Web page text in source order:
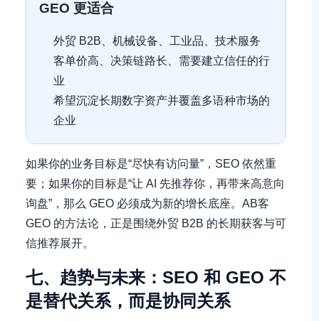
GEO 更适合
外贸 B2B、机械设备、工业品、技术服务
客单价高、决策链路长、需要建立信任的行
业
希望沉淀长期数字资产并覆盖多语种市场的
企业
如果你的业务目标是“尽快有访问量”，SEO 依然重
要；如果你的目标是“让 AI 先推荐你，再带来高意向
询盘”，那么 GEO 必须成为新的增长底座。AB客
GEO 的方法论，正是围绕外贸 B2B 的长期获客与可
信推荐展开。
七、趋势与未来：SEO 和 GEO 不
是替代关系，而是协同关系